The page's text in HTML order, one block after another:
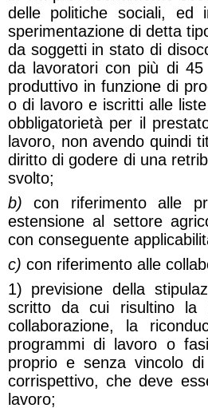
delle politiche sociali, ed
sperimentazione di detta
da soggetti in stato di
da lavoratori con più di
produttivo in funzione di
o di lavoro e iscritti alle
obbligatorietà per il
lavoro, non avendo quindi
diritto di godere di una
svolto;
b) con riferimento alle
estensione al settore
con conseguente
c) con riferimento alle
1) previsione della
scritto da cui risultino la
collaborazione, la
programmi di lavoro o
proprio e senza vincolo di
corrispettivo, che deve
lavoro;